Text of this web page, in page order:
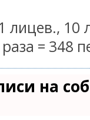
лицев., 10
= 348
на